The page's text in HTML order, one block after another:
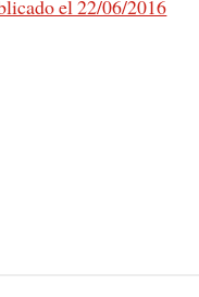
el 22/06/2016